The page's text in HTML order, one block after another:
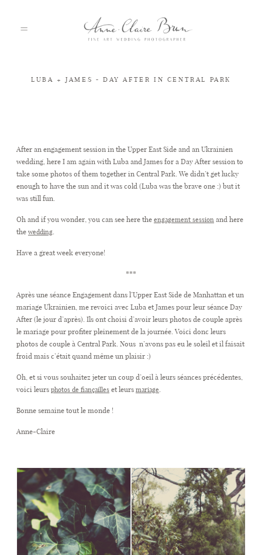
ABOUT
INFO
BLOG
LUBA + JAMES - DAY AFTER IN CENTRAL PARK
After an engagement session in the Upper East Side and an Ukrainien
wedding, here I am again with Luba and James for a Day After session to
take some photos of them together in Central Park. We didn’t get lucky
enough to have the sun and it was cold (Luba was the brave one :) but it
was still fun.
Oh and if you wonder, you can see here the engagement session and here
the wedding
Have a great week everyone!
***
Après une séance Engagement dans l’Upper East Side de Manhattan et un
mariage Ukrainien, me revoici avec Luba et James pour leur séance Day
After (le jour d’après). Ils ont choisi d’avoir leurs photos de couple après
le mariage pour profiter pleinement de la journée. Voici donc leurs
photos de couple à Central Park. Nous n’avons pas eu le soleil et il faisait
froid mais c’était quand même un plaisir :)
Oh, et si vous souhaitez jeter un coup d’oeil à leurs séances précédentes,
voici leurs photos de fiançailles et leurs mariage
Bonne semaine tout le monde !
Anne-Claire